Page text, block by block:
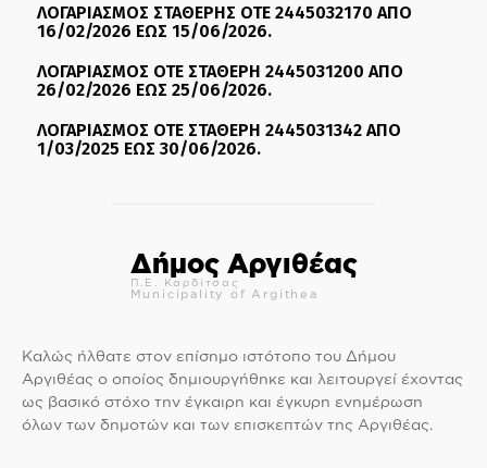
ΛΟΓΑΡΙΑΣΜΟΣ ΣΤΑΘΕΡΗΣ ΟΤΕ 2445032170 ΑΠΟ
16/02/2026 ΕΩΣ 15/06/2026.
ΛΟΓΑΡΙΑΣΜΟΣ ΟΤΕ ΣΤΑΘΕΡΗ 2445031200 ΑΠΟ
26/02/2026 ΕΩΣ 25/06/2026.
ΛΟΓΑΡΙΑΣΜΟΣ ΟΤΕ ΣΤΑΘΕΡΗ 2445031342 ΑΠΟ
1/03/2025 ΕΩΣ 30/06/2026.
Δήμος Αργιθέας
Π.Ε. Καρδίτσας
Municipality of Argithea
Καλώς ήλθατε στον επίσημο ιστότοπο του Δήμου
Αργιθέας ο οποίος δημιουργήθηκε και λειτουργεί έχοντας
ως βασικό στόχο την έγκαιρη και έγκυρη ενημέρωση
όλων των δημοτών και των επισκεπτών της Αργιθέας.